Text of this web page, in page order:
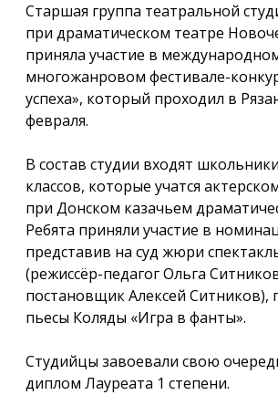
Старшая группа театральной
при драматическом театре
приняла участие в
многожанровом фестивале-
успеха», который проходил в
февраля.
В состав студии входят
классов, которые учатся
при Донском казачьем
Ребята приняли участие в
представив на суд жюри
(режиссёр-педагог Ольга
постановщик Алексей Ситников),
пьесы Коляды «Игра в фанты».
Студийцы завоевали свою
диплом Лауреата 1 степени.